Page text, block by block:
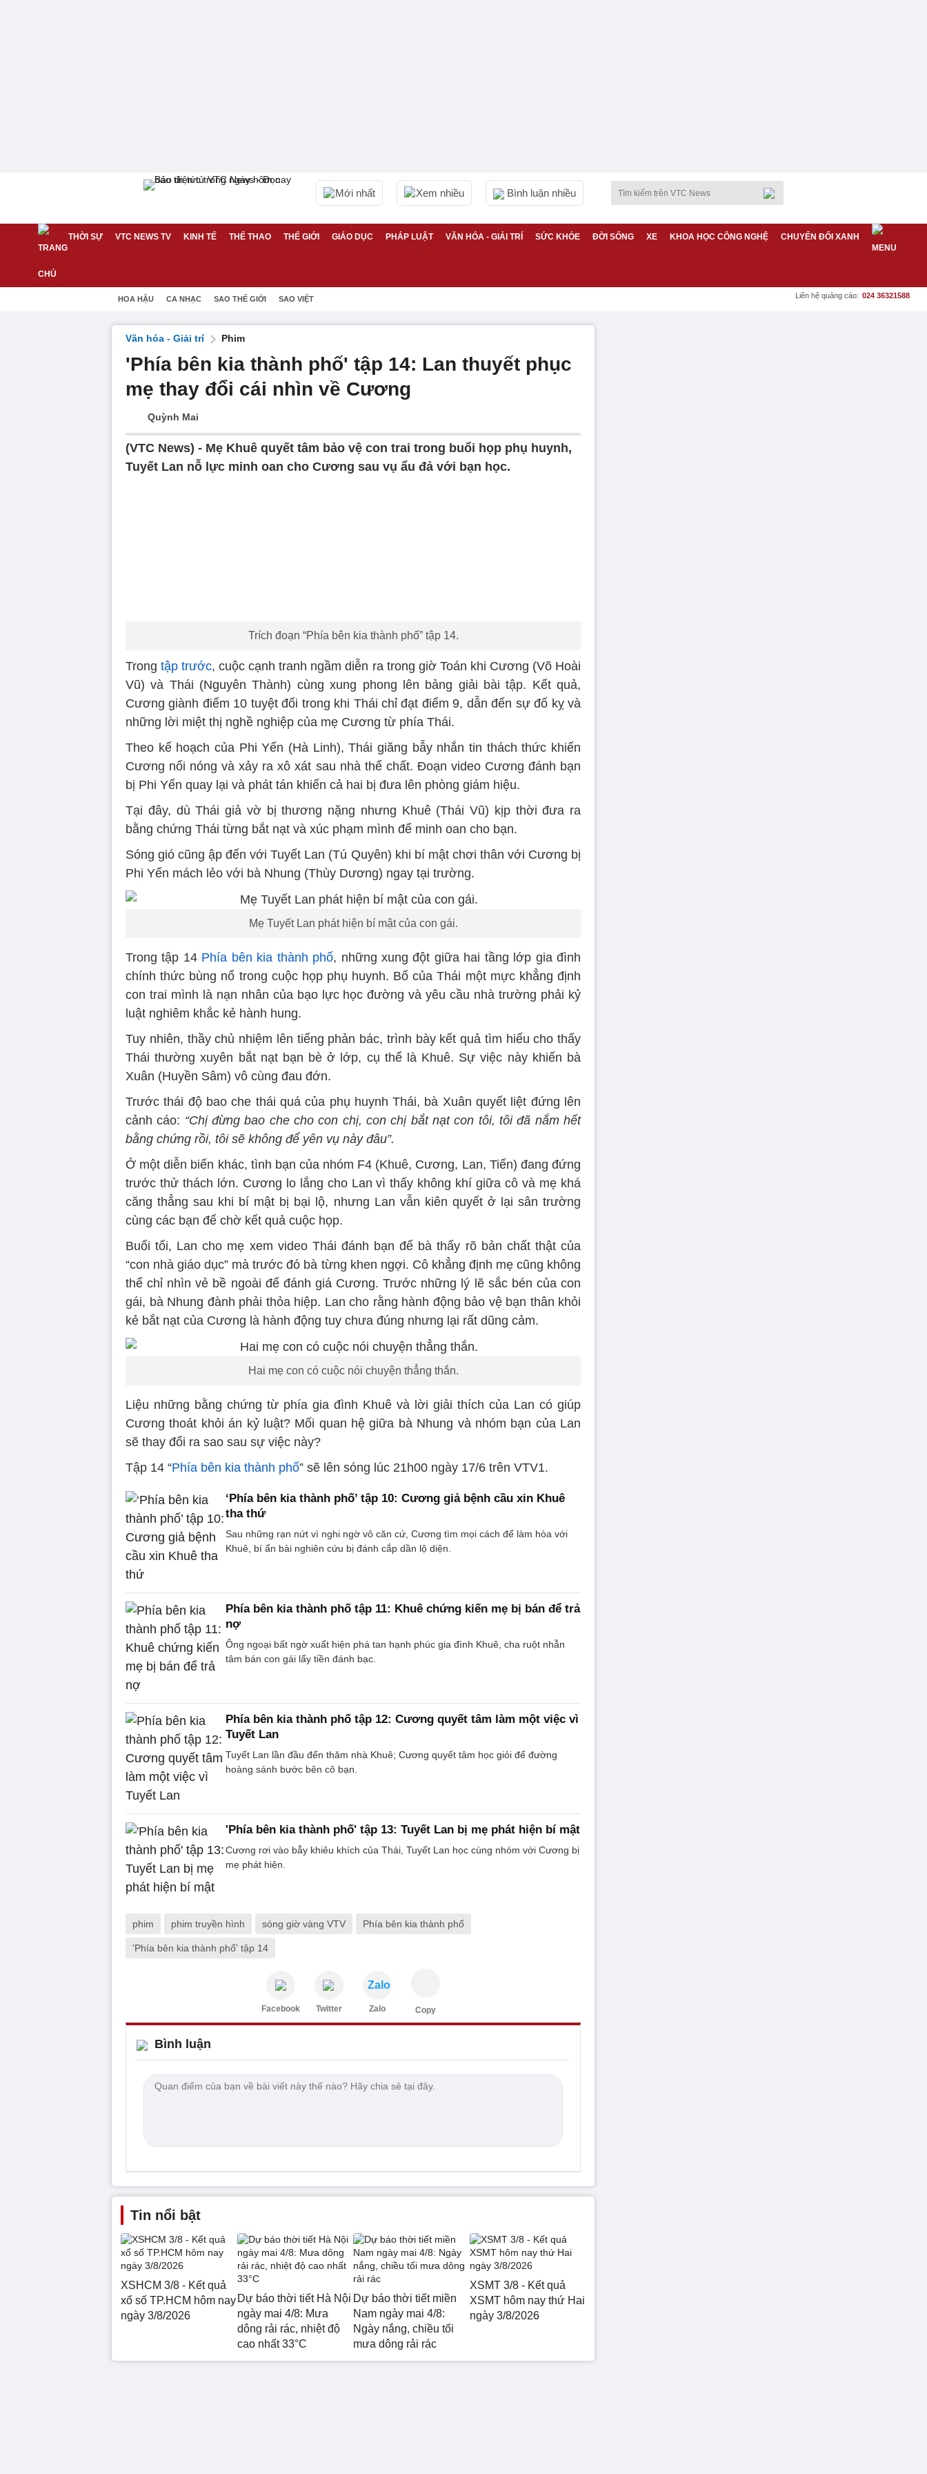
Mới nhất Xem nhiều Bình luận nhiều
THỜI SỰ VTC NEWS TV KINH TẾ THỂ THAO THẾ GIỚI GIÁO DỤC PHÁP LUẬT VĂN HÓA - GIẢI TRÍ SỨC KHỎE ĐỜI SỐNG XE KHOA HỌC CÔNG NGHỆ CHUYỂN ĐỔI XANH
HOA HẬU CA NHẠC SAO THẾ GIỚI SAO VIỆT Liên hệ quảng cáo: 024 36321588
Văn hóa - Giải trí Phim
'Phía bên kia thành phố' tập 14: Lan thuyết phục
mẹ thay đổi cái nhìn về Cương
Quỳnh Mai
(VTC News) - Mẹ Khuê quyết tâm bảo vệ con trai trong buổi họp phụ huynh,
Tuyết Lan nỗ lực minh oan cho Cương sau vụ ẩu đả với bạn học.
Trích đoạn “Phía bên kia thành phố” tập 14.
Trongtập trước, cuộc cạnh tranh ngầm diễn ra trong giờ Toán khi Cương (Võ Hoài
Vũ) và Thái (Nguyên Thành) cùng xung phong lên bảng giải bài tập. Kết quả,
Cương giành điểm 10 tuyệt đối trong khi Thái chỉ đạt điểm 9, dẫn đến sự đố kỵ và
những lời miệt thị nghề nghiệp của mẹ Cương từ phía Thái.
Theo kế hoạch của Phi Yến (Hà Linh), Thái giăng bẫy nhắn tin thách thức khiến
Cương nổi nóng và xảy ra xô xát sau nhà thể chất. Đoạn video Cương đánh bạn
bị Phi Yến quay lại và phát tán khiến cả hai bị đưa lên phòng giám hiệu.
Tại đây, dù Thái giả vờ bị thương nặng nhưng Khuê (Thái Vũ) kịp thời đưa ra
bằng chứng Thái từng bắt nạt và xúc phạm mình để minh oan cho bạn.
Sóng gió cũng ập đến với Tuyết Lan (Tú Quyên) khi bí mật chơi thân với Cương bị
Phi Yến mách lẻo với bà Nhung (Thùy Dương) ngay tại trường.
Mẹ Tuyết Lan phát hiện bí mật của con gái.
Trong tập 14 Phía bên kia thành phố, những xung đột giữa hai tầng lớp gia đình
chính thức bùng nổ trong cuộc họp phụ huynh. Bố của Thái một mực khẳng định
con trai mình là nạn nhân của bạo lực học đường và yêu cầu nhà trường phải kỷ
luật nghiêm khắc kẻ hành hung.
Tuy nhiên, thầy chủ nhiệm lên tiếng phản bác, trình bày kết quả tìm hiểu cho thấy
Thái thường xuyên bắt nạt bạn bè ở lớp, cụ thể là Khuê. Sự việc này khiến bà
Xuân (Huyền Sâm) vô cùng đau đớn.
Trước thái độ bao che thái quá của phụ huynh Thái, bà Xuân quyết liệt đứng lên
cảnh cáo: “Chị đừng bao che cho con chị, con chị bắt nạt con tôi, tôi đã nắm hết
bằng chứng rồi, tôi sẽ không để yên vụ này đâu”.
Ở một diễn biến khác, tình bạn của nhóm F4 (Khuê, Cương, Lan, Tiến) đang đứng
trước thử thách lớn. Cương lo lắng cho Lan vì thấy không khí giữa cô và mẹ khá
căng thẳng sau khi bí mật bị bại lộ, nhưng Lan vẫn kiên quyết ở lại sân trường
cùng các bạn để chờ kết quả cuộc họp.
Buổi tối, Lan cho mẹ xem video Thái đánh bạn để bà thấy rõ bản chất thật của
“con nhà giáo dục” mà trước đó bà từng khen ngợi. Cô khẳng định mẹ cũng không
thể chỉ nhìn vẻ bề ngoài để đánh giá Cương. Trước những lý lẽ sắc bén của con
gái, bà Nhung đành phải thỏa hiệp. Lan cho rằng hành động bảo vệ bạn thân khỏi
kẻ bắt nạt của Cương là hành động tuy chưa đúng nhưng lại rất dũng cảm.
Hai mẹ con có cuộc nói chuyện thẳng thắn.
Liệu những bằng chứng từ phía gia đình Khuê và lời giải thích của Lan có giúp
Cương thoát khỏi án kỷ luật? Mối quan hệ giữa bà Nhung và nhóm bạn của Lan
sẽ thay đổi ra sao sau sự việc này?
Tập 14 “Phía bên kia thành phố” sẽ lên sóng lúc 21h00 ngày 17/6 trên VTV1.
‘Phía bên kia thành phố’ tập 10: Cương giả bệnh cầu xin Khuê
tha thứ
Sau những rạn nứt vì nghi ngờ vô căn cứ, Cương tìm mọi cách để làm hòa với
Khuê, bí ẩn bài nghiên cứu bị đánh cắp dần lộ diện.
Phía bên kia thành phố tập 11: Khuê chứng kiến mẹ bị bán để trả
nợ
Ông ngoại bất ngờ xuất hiện phá tan hạnh phúc gia đình Khuê, cha ruột nhẫn
tâm bán con gái lấy tiền đánh bạc.
Phía bên kia thành phố tập 12: Cương quyết tâm làm một việc vì
Tuyết Lan
Tuyết Lan lần đầu đến thăm nhà Khuê; Cương quyết tâm học giỏi để đường
hoàng sánh bước bên cô bạn.
'Phía bên kia thành phố' tập 13: Tuyết Lan bị mẹ phát hiện bí mật
Cương rơi vào bẫy khiêu khích của Thái, Tuyết Lan học cùng nhóm với Cương bị
mẹ phát hiện.
phim phim truyền hình sóng giờ vàng VTV Phía bên kia thành phố
'Phía bên kia thành phố' tập 14
Facebook Twitter
Zalo
Zalo Copy
Bình luận
Tin nổi bật
XSHCM 3/8 - Kết quả
xổ số TP.HCM hôm nay
ngày 3/8/2026
Dự báo thời tiết Hà Nội
ngày mai 4/8: Mưa
dông rải rác, nhiệt độ
cao nhất 33°C
Dự báo thời tiết miền
Nam ngày mai 4/8:
Ngày nắng, chiều tối
mưa dông rải rác
XSMT 3/8 - Kết quả
XSMT hôm nay thứ Hai
ngày 3/8/2026